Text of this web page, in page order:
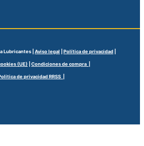
Lubricantes | Aviso legal Política de privacidad
(UE) Condiciones de compra |
de privacidad RRSS |